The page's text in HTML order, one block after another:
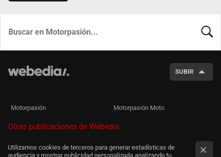
SUBIR
Motorpasión Motorpasión Moto
Otras publicaciones de Webedia
Utilizamos cookies de terceros para generar estadísticas de
audiencia y mostrar publicidad personalizada analizando tu